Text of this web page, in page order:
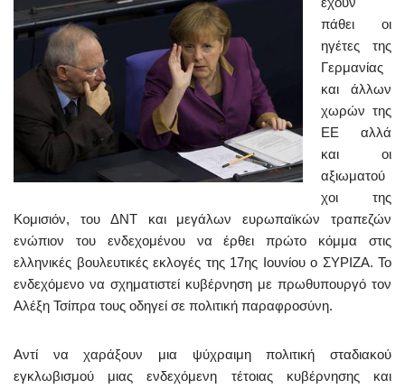
πάθει οι
ηγέτες της
Γερμανίας
και άλλων
χωρών της
ΕΕ αλλά
και οι
αξιωματού
χοι της
Κομισιόν, του ΔΝΤ και μεγάλων ευρωπαϊκών τραπεζών
ενώπιον του ενδεχομένου να έρθει πρώτο κόμμα στις
ελληνικές βουλευτικές εκλογές της 17ης Ιουνίου ο ΣΥΡΙΖΑ. Το
ενδεχόμενο να σχηματιστεί κυβέρνηση με πρωθυπουργό τον
Αλέξη Τσίπρα τους οδηγεί σε πολιτική παραφροσύνη.
Αντί να χαράξουν μια ψύχραιμη πολιτική σταδιακού
εγκλωβισμού μιας ενδεχόμενη τέτοιας κυβέρνησης και